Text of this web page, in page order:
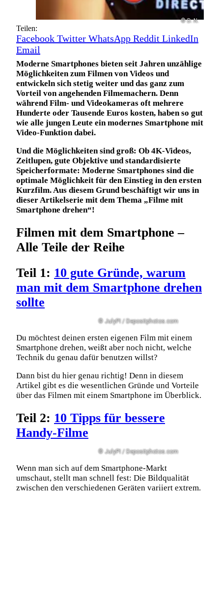
© D. N.
Teilen:
Facebook Twitter WhatsApp Reddit LinkedIn
Email
Moderne Smartphones bieten seit Jahren unzählige
Möglichkeiten zum Filmen von Videos und
entwickeln sich stetig weiter und das ganz zum
Vorteil von angehenden Filmemachern. Denn
während Film- und Videokameras oft mehrere
Hunderte oder Tausende Euros kosten, haben so gut
wie alle jungen Leute ein modernes Smartphone mit
Video-Funktion dabei.
Und die Möglichkeiten sind groß: Ob 4K-Videos,
Zeitlupen, gute Objektive und standardisierte
Speicherformate: Moderne Smartphones sind die
optimale Möglichkeit für den Einstieg in den ersten
Kurzfilm. Aus diesem Grundbeschäftigt wir uns in
dieser Artikelserie mit dem Thema „Filme mit
Smartphone drehen“!
Filmen mit dem Smartphone –
Alle Teile der Reihe
Teil 1: 10 gute Gründe, warum
man mit dem Smartphone drehen
sollte
© JulyPI / Depositphotos.com
Du möchtest deinen ersten eigenen Film mit einem
Smartphone drehen, weißt aber noch nicht, welche
Technik du genau dafür benutzen willst?
Dann bist du hier genau richtig! Denn in diesem
Artikel gibt es die wesentlichen Gründe und Vorteile
über das Filmen mit einem Smartphone im Überblick.
Teil 2: 10 Tipps für bessere
Handy-Filme
© JulyPI / Depositphotos.com
Wenn man sich auf dem Smartphone-Markt
umschaut, stellt man schnell fest: Die Bildqualität
zwischen den verschiedenen Geräten variiert extrem.